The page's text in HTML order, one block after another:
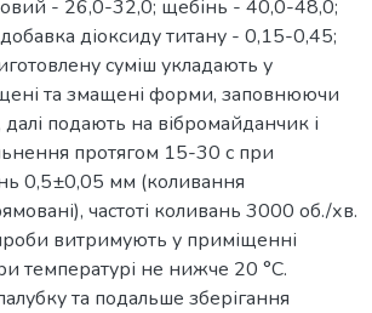
- 26,0-32,0; щебінь - 40,0-48,0;
діоксиду титану - 0,15-0,45;
суміш укладають у
та змащені форми, заповнюючи
далі подають на вібромайданчик і
протягом 15-30 с при
0,5±0,05 мм (коливання
частоті коливань 3000 об./хв.
витримують у приміщенні
температурі не нижче 20 °C.
та подальше зберігання